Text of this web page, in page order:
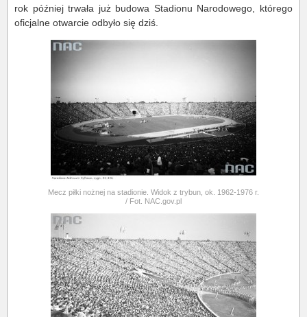
rok później trwała już budowa Stadionu Narodowego, którego
oficjalne otwarcie odbyło się dziś.
Mecz piłki nożnej na stadionie. Widok z trybun, ok. 1962-1976 r.
/ Fot. NAC.gov.pl